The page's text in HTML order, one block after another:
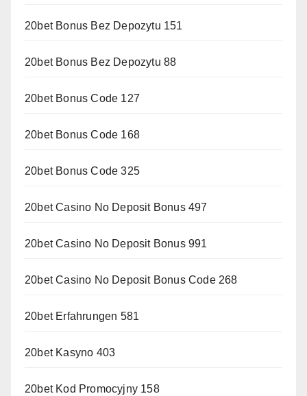
20bet Bonus Bez Depozytu 151
20bet Bonus Bez Depozytu 88
20bet Bonus Code 127
20bet Bonus Code 168
20bet Bonus Code 325
20bet Casino No Deposit Bonus 497
20bet Casino No Deposit Bonus 991
20bet Casino No Deposit Bonus Code 268
20bet Erfahrungen 581
20bet Kasyno 403
20bet Kod Promocyjny 158